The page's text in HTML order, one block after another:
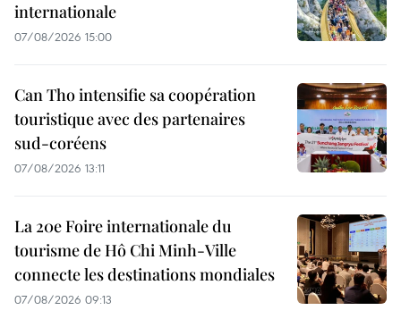
internationale
07/08/2026 15:00
Can Tho intensifie sa coopération
touristique avec des partenaires
sud-coréens
07/08/2026 13:11
La 20e Foire internationale du
tourisme de Hô Chi Minh-Ville
connecte les destinations mondiales
07/08/2026 09:13